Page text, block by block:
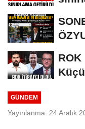
GÜNDEM
Yayınlanma: 24 Aralık